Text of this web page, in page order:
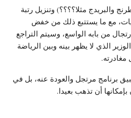
والبريدج مثلا؟؟؟؟) وتنزيل رتبة
مع ما يستتبع ذلك من خفض
من بابه الواسع، وسيتم التراجع
الذي لا يظهر بينه وبين الرياضة
مغادرته.
برنامج مرتجل والعودة عنه، بل في
أن تذهب بعيدا.